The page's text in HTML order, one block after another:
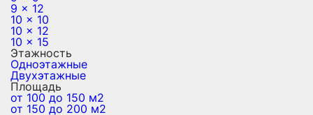
9 x 12
10 x 10
10 x 12
10 x 15
Этажность
Одноэтажные
Двухэтажные
Площадь
от 100 до 150 м2
от 150 до 200 м2